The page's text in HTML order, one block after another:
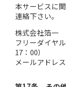
本サービスに
連絡下さい。
株式会社箔一
フリーダイヤ
17：00）
メールアドレ